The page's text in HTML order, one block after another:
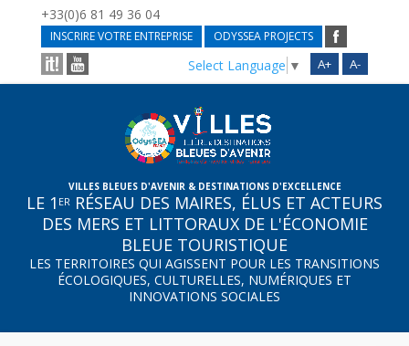
+33(0)6 81 49 36 04
INSCRIRE VOTRE ENTREPRISE ODYSSEA PROJECTS
A+ A-
Select Language ▼
VILLES BLEUES D'AVENIR & DESTINATIONS D'EXCELLENCE
LE 1 ER RÉSEAU DES MAIRES, ÉLUS ET ACTEURS
DES MERS ET LITTORAUX DE L'ÉCONOMIE
BLEUE TOURISTIQUE
LES TERRITOIRES QUI AGISSENT POUR LES TRANSITIONS
ÉCOLOGIQUES, CULTURELLES, NUMÉRIQUES ET
INNOVATIONS SOCIALES